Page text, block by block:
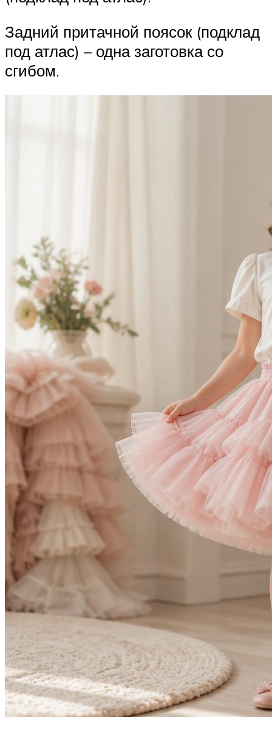
Задний притачной поясок (подклад
под атлас) – одна заготовка со
сгибом.